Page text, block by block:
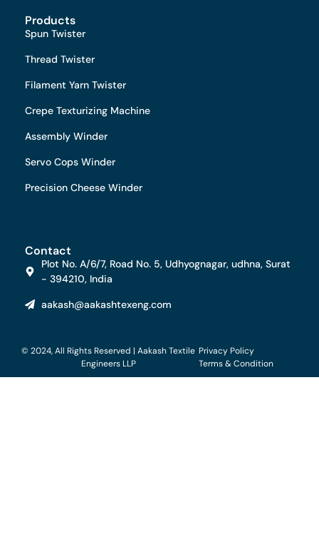
Products
Spun Twister
Thread Twister
Filament Yarn Twister
Crepe Texturizing Machine
Assembly Winder
Servo Cops Winder
Precision Cheese Winder
Contact
Plot No. A/6/7, Road No. 5, Udhyognagar, udhna, Surat
- 394210, India
aakash@aakashtexeng.com
© 2024, All Rights Reserved | Aakash Textile
Engineers LLP
Privacy Policy
Terms & Condition